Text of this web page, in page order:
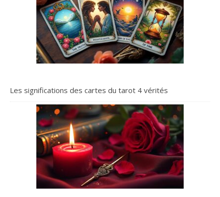
Les significations des cartes du tarot 4 vérités